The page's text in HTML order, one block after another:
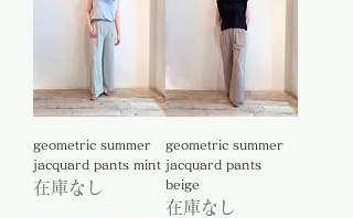
geometric summer
jacquard pants mint
在庫なし
geometric summer
jacquard pants
beige
在庫なし